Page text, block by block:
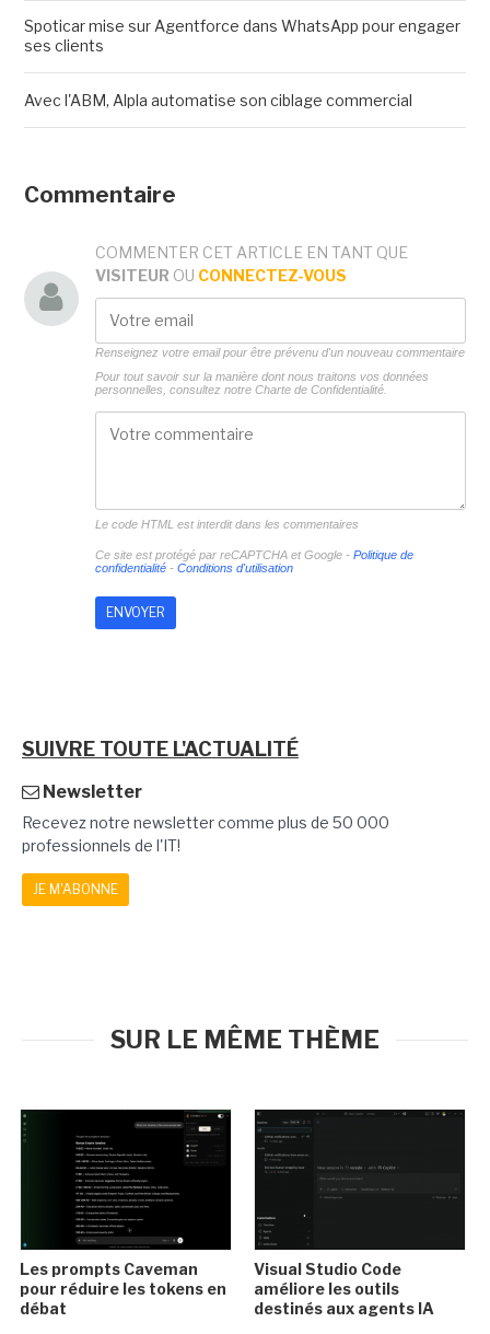
Spoticar mise sur Agentforce dans WhatsApp pour engager
ses clients
Avec l'ABM, Alpla automatise son ciblage commercial
Commentaire
COMMENTER CET ARTICLE EN TANT QUE
VISITEUR OU CONNECTEZ-VOUS
Renseignez votre email pour être prévenu d'un nouveau commentaire
Pour tout savoir sur la manière dont nous traitons vos données
personnelles, consultez notre Charte de Confidentialité.
Le code HTML est interdit dans les commentaires
Ce site est protégé par reCAPTCHA et Google - Politique de
confidentialité- Conditions d'utilisation
SUIVRE TOUTE L'ACTUALITÉ
Newsletter
Recevez notre newsletter comme plus de 50 000
professionnels de l'IT!
JE M'ABONNE
SUR LE MÊME THÈME
Les prompts Caveman
pour réduire les tokens en
débat
Visual Studio Code
améliore les outils
destinés aux agents IA